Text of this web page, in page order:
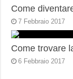
Come
7 Febbraio 2017
Come trovare
6 Febbraio 2017